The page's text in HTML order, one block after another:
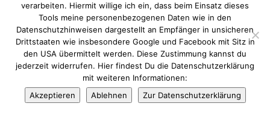
© we love handmade 2026. All rights reserved.
verarbeiten. Hiermit willige ich ein, dass beim Einsatz dieses
Tools meine personenbezogenen Daten wie in den
Datenschutzhinweisen dargestellt an Empfänger in unsicheren
Drittstaaten wie insbesondere Google und Facebook mit Sitz in
den USA übermittelt werden. Diese Zustimmung kannst du
jederzeit widerrufen. Hier findest Du die Datenschutzerklärung
mit weiteren Informationen:
Akzeptieren
Ablehnen Zur Datenschutzerklärung